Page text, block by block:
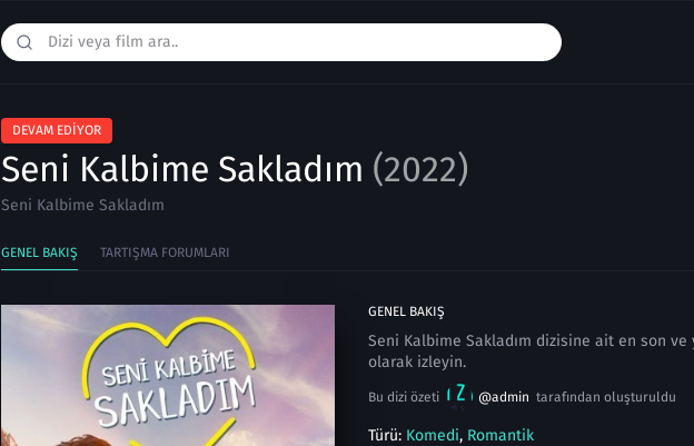
DEVAM EDIYOR
Seni Kalbime Sakladım (2022)
Seni Kalbime Sakladım
GENEL BAKIŞ TARTIŞMA FORUMLARI
GENEL BAKIŞ
Seni Kalbime Sakladım dizisine ait en son
olarak izleyin.
Bu dizi özeti @admin tarafından oluşturuldu
Türü: Komedi, Romantik